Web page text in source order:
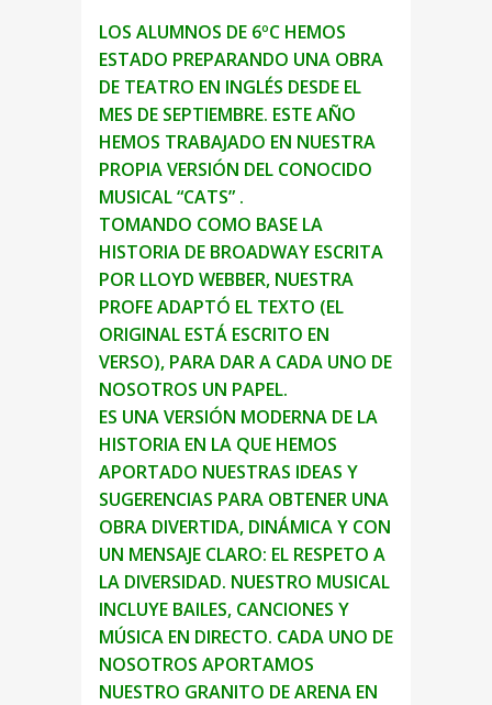
LOS ALUMNOS DE 6ºC HEMOS
ESTADO PREPARANDO UNA OBRA
DE TEATRO EN INGLÉS DESDE EL
MES DE SEPTIEMBRE. ESTE AÑO
HEMOS TRABAJADO EN NUESTRA
PROPIA VERSIÓN DEL CONOCIDO
MUSICAL “CATS” .
TOMANDO COMO BASE LA
HISTORIA DE BROADWAY ESCRITA
POR LLOYD WEBBER, NUESTRA
PROFE ADAPTÓ EL TEXTO (EL
ORIGINAL ESTÁ ESCRITO EN
VERSO), PARA DAR A CADA UNO DE
NOSOTROS UN PAPEL.
ES UNA VERSIÓN MODERNA DE LA
HISTORIA EN LA QUE HEMOS
APORTADO NUESTRAS IDEAS Y
SUGERENCIAS PARA OBTENER UNA
OBRA DIVERTIDA, DINÁMICA Y CON
UN MENSAJE CLARO: EL RESPETO A
LA DIVERSIDAD. NUESTRO MUSICAL
INCLUYE BAILES, CANCIONES Y
MÚSICA EN DIRECTO. CADA UNO DE
NOSOTROS APORTAMOS
NUESTRO GRANITO DE ARENA EN